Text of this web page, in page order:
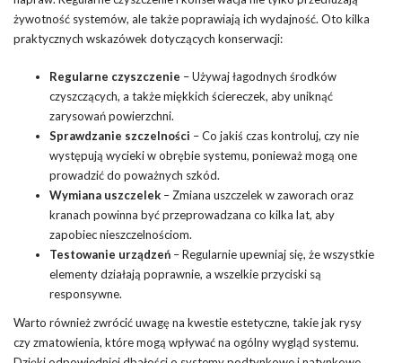
żywotność systemów, ale także poprawiają ich wydajność. Oto kilka
praktycznych wskazówek dotyczących konserwacji:
Regularne czyszczenie – Używaj łagodnych środków
czyszczących, a także miękkich ściereczek, aby uniknąć
zarysowań powierzchni.
Sprawdzanie szczelności – Co jakiś czaskontroluj, czy nie
występują wycieki w obrębie systemu, ponieważ mogą one
prowadzić do poważnych szkód.
Wymiana uszczelek – Zmiana uszczelek w zaworach oraz
kranach powinna być przeprowadzana co kilka lat, aby
zapobiec nieszczelnościom.
Testowanie urządzeń – Regularnie upewniaj się, że wszystkie
elementy działają poprawnie, a wszelkie przyciski są
responsywne.
Warto również zwrócić uwagę na kwestie estetyczne, takie jak rysy
czy zmatowienia, które mogą wpływać na ogólny wygląd systemu.